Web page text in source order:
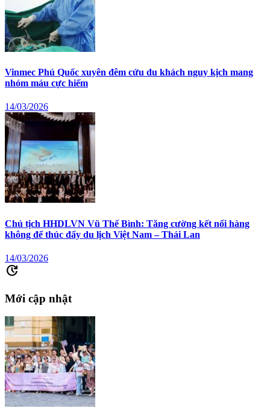
Vinmec Phú Quốc xuyên đêm cứu du khách nguy kịch mang
nhóm máu cực hiếm
14/03/2026
Chủ tịch HHDLVN Vũ Thế Bình: Tăng cường kết nối hàng
không để thúc đẩy du lịch Việt Nam – Thái Lan
14/03/2026
update
Mới cập nhật